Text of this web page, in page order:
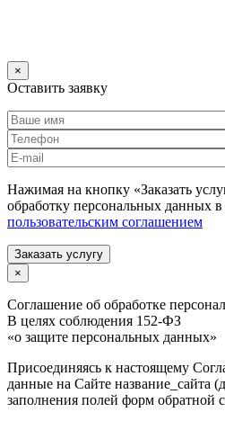
×
Оставить заявку
Нажимая на кнопку «Заказать
обработку персональных данных в
пользовательским соглашением
Заказать услугу
×
Соглашение об обработке
В целях соблюдения 152-ФЗ
«о защите персональных данных»
Присоединяясь к настоящему
данные на Сайте название_сайта
заполнения полей форм обратной